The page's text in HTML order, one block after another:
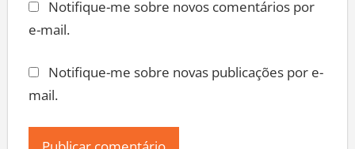
Notifique-me sobre novos comentários por
e-mail.
Notifique-me sobre novas publicações por e-
mail.